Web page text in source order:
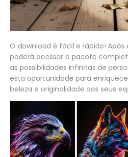
O download é fácil e rápido! Após
poderá acessar o pacote
as possibilidades infinitas de
esta oportunidade para
beleza e originalidade aos seus